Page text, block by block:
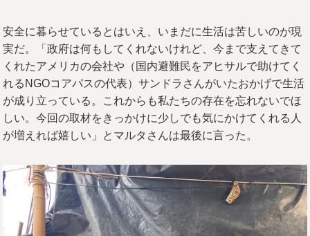
安全に暮らせているとはいえ、いまだに生活は苦しいのが現
実だ。「政府は何もしてくれないけれど、今まで支えてきて
くれたアメリカの会社や（国内避難民をアヒサルで助けてく
れるNGOコアパスの代表）サンドラさんがいたおかげで生活
が成り立っている。これからも私たちの存在を忘れないでほ
しい。今回の取材をきっかけに少しでも気にかけてくれる人
が増えれば嬉しい」とマルタさんは最後に言った。